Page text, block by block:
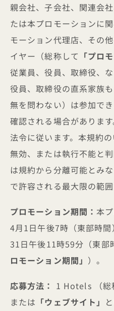
親会社、子会社、関連会
たは本プロモーションに
モーション代理店、その
イヤー（総称して 「プロ
従業員、役員、取締役、
役員、取締役の直系家族
無を問わない）は参加で
確認される場合がありま
法令に従います。本規約
無効、または執行不能と
は規約から分離可能とみ
で許容される最大限の範囲
プロモーション期間：本
4月1日午後7時（東部時
31日午後11時59分（東部
ロモーション期間」 ）。
応募方法： 1 Hotels （総
または 「ウェブサイト」